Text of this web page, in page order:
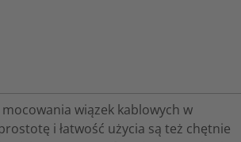
wiązek kablowych w
i łatwość użycia są też chętnie